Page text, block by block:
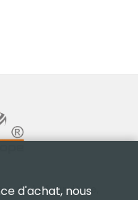
de la fourniture,
d'achat, nous